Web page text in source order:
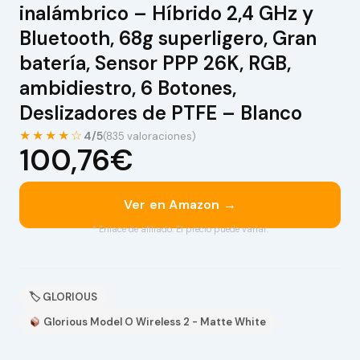
inalámbrico – Híbrido 2,4 GHz y
Bluetooth, 68g superligero, Gran
batería, Sensor PPP 26K, RGB,
ambidiestro, 6 Botones,
Deslizadores de PTFE – Blanco
★★★★☆ 4/5(835 valoraciones)
100,76€
Ver en Amazon →
* Enlace de afiliado. El precio puede variar.
🏷 GLORIOUS
Glorious Model O Wireless 2 - Matte White